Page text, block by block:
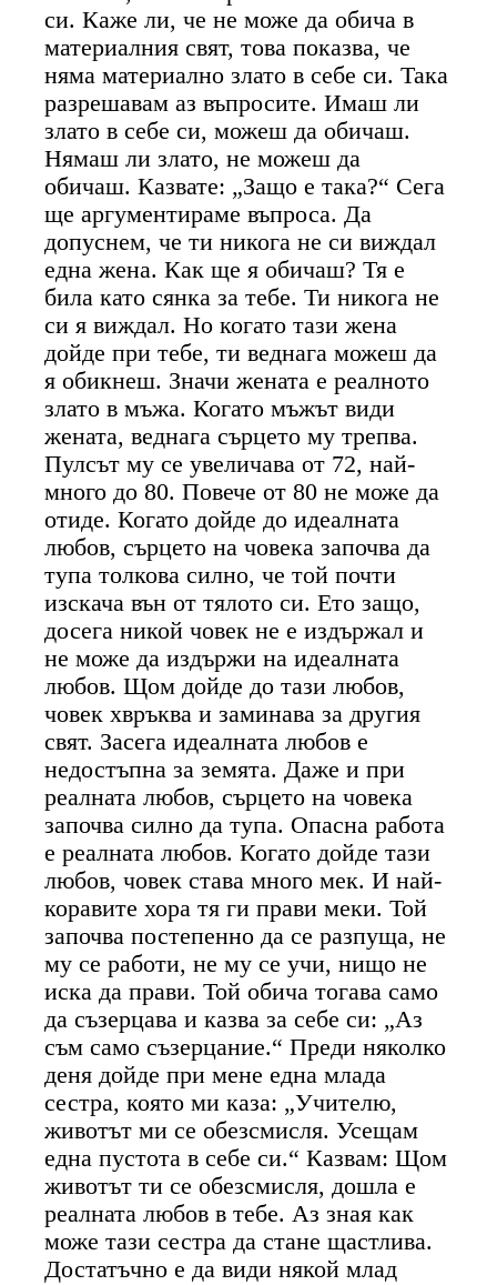
си. Каже ли, че не може да обича в
материалния свят, това показва, че
няма материално злато в себе си. Така
разрешавам аз въпросите. Имаш ли
злато в себе си, можеш да обичаш.
Нямаш ли злато, не можеш да
обичаш. Казвате: „Защо е така?“ Сега
ще аргументираме въпроса. Да
допуснем, че ти никога не си виждал
една жена. Как ще я обичаш? Тя е
била като сянка за тебе. Ти никога не
си я виждал. Но когато тази жена
дойде при тебе, ти веднага можеш да
я обикнеш. Значи жената е реалното
злато в мъжа. Когато мъжът види
жената, веднага сърцето му трепва.
Пулсът му се увеличава от 72, най-
много до 80. Повече от 80 не може да
отиде. Когато дойде до идеалната
любов, сърцето на човека започва да
тупа толкова силно, че той почти
изскача вън от тялото си. Ето защо,
досега никой човек не е издържал и
не може да издържи на идеалната
любов. Щом дойде до тази любов,
човек хвръква и заминава за другия
свят. Засега идеалната любов е
недостъпна за земята. Даже и при
реалната любов, сърцето на човека
започва силно да тупа. Опасна работа
е реалната любов. Когато дойде тази
любов, човек става много мек. И най-
коравите хора тя ги прави меки. Той
започва постепенно да се разпуща, не
му се работи, не му се учи, нищо не
иска да прави. Той обича тогава само
да съзерцава и казва за себе си: „Аз
съм само съзерцание.“ Преди няколко
деня дойде при мене една млада
сестра, която ми каза: „Учителю,
животът ми се обезсмисля. Усещам
една пустота в себе си.“ Казвам: Щом
животът ти се обезсмисля, дошла е
реалната любов в тебе. Аз зная как
може тази сестра да стане щастлива.
Достатъчно е да види някой млад